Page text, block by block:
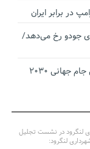
در برابر ایران
جودو رخ می‌دهد/
پرتغال خواستار محرومیت مراکش از میزبانی جام جهانی ۲۰۳۰
باید براساس
لنگرود در نشست تجلیل
لنگرود: